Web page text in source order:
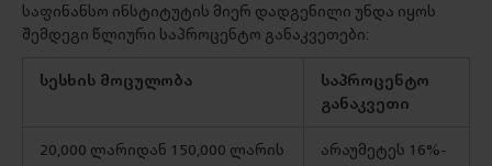
საფინანსო ინსტიტუტის მიერ დადგენილი უნდა იყოს
შემდეგი წლიური საპროცენტო განაკვეთები:
სესხის მოცულობა
საპროცენტო
განაკვეთი
20,000 ლარიდან 150,000 ლარის
არაუმეტეს 16%-